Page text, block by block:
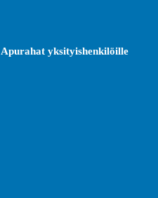
Apurahat yksityishenkilöille